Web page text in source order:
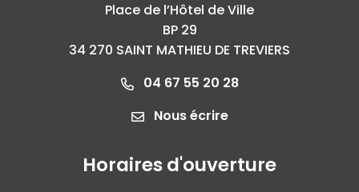
Place de l’Hôtel de Ville
BP 29
34 270 SAINT MATHIEU DE TREVIERS
04 67 55 20 28
Nous écrire
Horaires d'ouverture